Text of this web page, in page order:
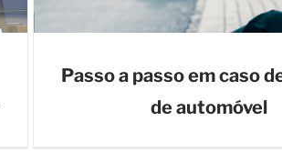
Passo a passo em caso
de automóvel